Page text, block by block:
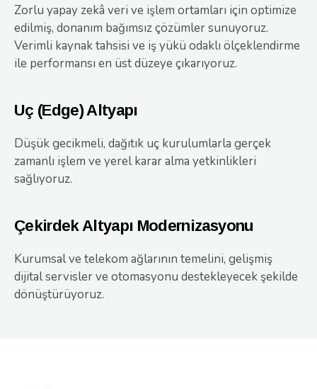
Zorlu yapay zekâ veri ve işlem ortamları için optimize
edilmiş, donanım bağımsız çözümler sunuyoruz.
Verimli kaynak tahsisi ve iş yükü odaklı ölçeklendirme
ile performansı en üst düzeye çıkarıyoruz.
Uç (Edge) Altyapı
Düşük gecikmeli, dağıtık uç kurulumlarla gerçek
zamanlı işlem ve yerel karar alma yetkinlikleri
sağlıyoruz.
Çekirdek Altyapı Modernizasyonu
Kurumsal ve telekom ağlarının temelini, gelişmiş
dijital servisler ve otomasyonu destekleyecek şekilde
dönüştürüyoruz.